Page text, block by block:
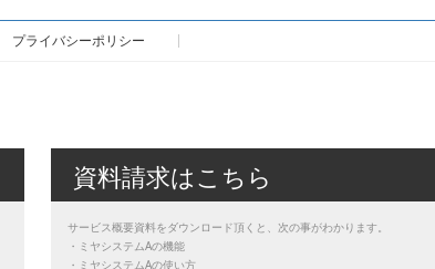
プライバシーポリシー
資料請求はこちら
サービス概要資料をダウンロード頂くと、次の事がわかります。
・ミヤシステムAの機能
・ミヤシステムAの使い方